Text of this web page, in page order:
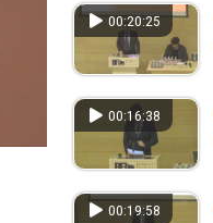
00:20:25
00:16:38
00:19:58